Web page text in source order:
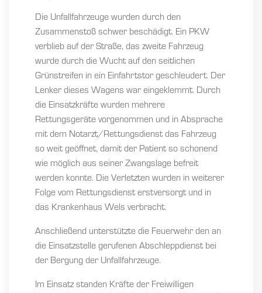
Die Unfallfahrzeuge wurden durch den
Zusammenstoß schwer beschädigt. Ein PKW
verblieb auf der Straße, das zweite Fahrzeug
wurde durch die Wucht auf den seitlichen
Grünstreifen in ein Einfahrtstor geschleudert. Der
Lenker dieses Wagens war eingeklemmt. Durch
die Einsatzkräfte wurden mehrere
Rettungsgeräte vorgenommen und in Absprache
mit dem Notarzt/Rettungsdienst das Fahrzeug
so weit geöffnet, damit der Patient so schonend
wie möglich aus seiner Zwangslage befreit
werden konnte. Die Verletzten wurden in weiterer
Folge vom Rettungsdienst erstversorgt und in
das Krankenhaus Wels verbracht.
Anschließend unterstützte die Feuerwehr den an
die Einsatzstelle gerufenen Abschleppdienst bei
der Bergung der Unfallfahrzeuge.
Im Einsatz standen Kräfte der Freiwilligen